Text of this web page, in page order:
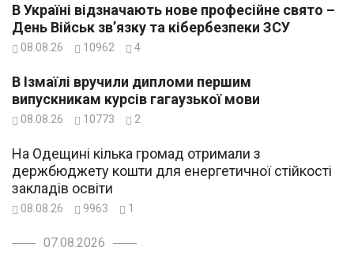
В Україні відзначають нове професійне свято –
День Військ зв’язку та кібербезпеки ЗСУ
08.08.26 10962 4
В Ізмаїлі вручили дипломи першим
випускникам курсів гагаузької мови
08.08.26 10773 2
На Одещині кілька громад отримали з
держбюджету кошти для енергетичної стійкості
закладів освіти
08.08.26 9963 1
07.08.2026